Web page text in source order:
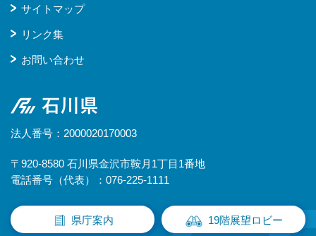
サイトマップ
リンク集
お問い合わせ
石川県
法人番号：2000020170003
〒920-8580 石川県金沢市鞍月1丁目1番地
電話番号（代表）：076-225-1111
県庁案内 19階展望ロビー